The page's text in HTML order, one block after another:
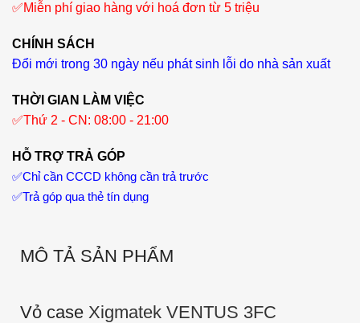
✅Miễn phí giao hàng với hoá đơn từ 5 triệu
CHÍNH SÁCH
Đổi mới trong 30 ngày nếu phát sinh lỗi do nhà sản xuất
THỜI GIAN LÀM VIỆC
✅Thứ 2 - CN: 08:00 - 21:00
HỖ TRỢ TRẢ GÓP
✅Chỉ cần CCCD không cần trả trước
✅Trả góp qua thẻ tín dụng
MÔ TẢ SẢN PHẨM
Vỏ case Xigmatek VENTUS 3FC